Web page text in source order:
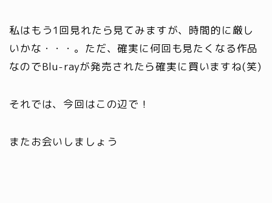
私はもう1回見れたら見てみますが、時間的に厳し
いかな・・・。ただ、確実に何回も見たくなる作品
なのでBlu-rayが発売されたら確実に買いますね(笑)
それでは、今回はこの辺で！
またお会いしましょう